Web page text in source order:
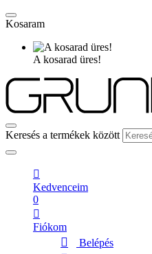
Kosaram
A kosarad üres!
Keresés a termékek között
Kedvenceim
0
Fiókom
Belépés